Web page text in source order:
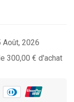
Août, 2026
300,00 € d'achat